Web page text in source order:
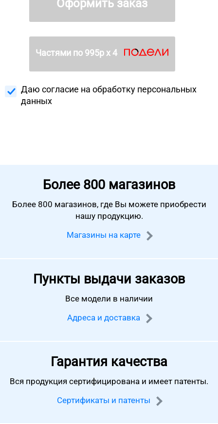
Оформить заказ
Частями по 995р х 4
Даю согласие на обработку персональных
данных
Более 800 магазинов
Более 800 магазинов, где Вы можете приобрести
нашу продукцию.
Магазины на карте
Пункты выдачи заказов
Все модели в наличии
Адреса и доставка
Гарантия качества
Вся продукция сертифицирована и имеет патенты.
Сертификаты и патенты